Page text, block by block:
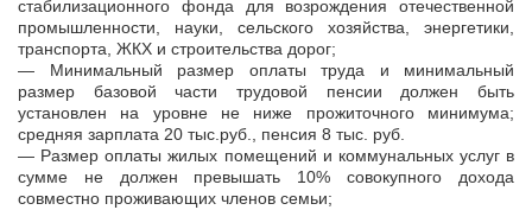
стабилизационного фонда для возрождения отечественной
промышленности, науки, сельского хозяйства, энергетики,
транспорта, ЖКХ и строительства дорог;
— Минимальный размер оплаты труда и минимальный
размер базовой части трудовой пенсии должен быть
установлен на уровне не ниже прожиточного минимума;
средняя зарплата 20 тыс.руб., пенсия 8 тыс. руб.
— Размер оплаты жилых помещений и коммунальных услуг в
сумме не должен превышать 10% совокупного дохода
совместно проживающих членов семьи;